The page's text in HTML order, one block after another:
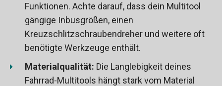
Funktionen. Achte darauf, dass dein Multitool
gängige Inbusgrößen, einen
Kreuzschlitzschraubendreher und weitere oft
benötigte Werkzeuge enthält.
Materialqualität: Die Langlebigkeit deines
Fahrrad-Multitools hängt stark vom Material